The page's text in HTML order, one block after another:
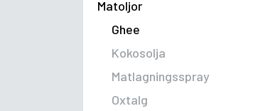
Matoljor
Ghee
Kokosolja
Matlagningsspray
Oxtalg